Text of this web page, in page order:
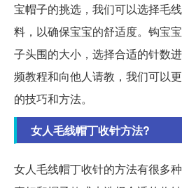
宝帽子的挑选，我们可以选择毛
料，以确保宝宝的舒适度。钩宝
子头围的大小，选择合适的针数
频教程和向他人请教，我们可以
的技巧和方法。
女人毛线帽丁收针方法?
女人毛线帽丁收针的方法有很多